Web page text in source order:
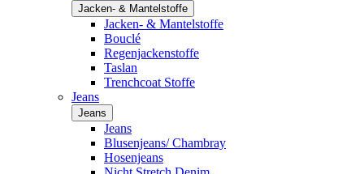
Jacken- & Mantelstoffe
Jacken- & Mantelstoffe
Bouclé
Regenjackenstoffe
Taslan
Trenchcoat Stoffe
Jeans
Jeans
Jeans
Blusenjeans/ Chambray
Hosenjeans